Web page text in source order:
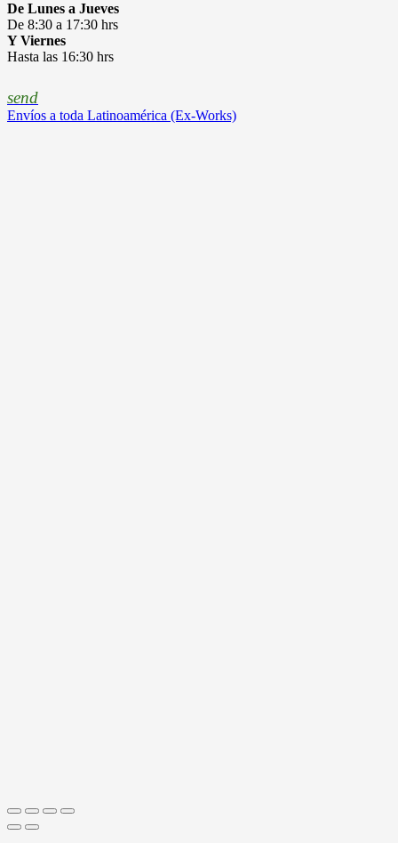
De Lunes a Jueves
De 8:30 a 17:30 hrs
Y Viernes
Hasta las 16:30 hrs
send
Envíos a toda Latinoamérica (Ex-Works)